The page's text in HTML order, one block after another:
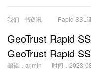
我们 书资讯 Rapid SSL
GeoTrust Rapid
GeoTrust Rapid
编辑：admin 时间：2023-